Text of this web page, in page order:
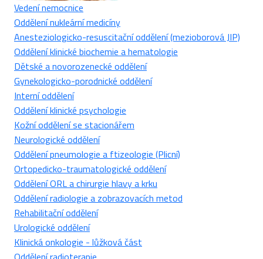
Vedení nemocnice
Oddělení nukleární medicíny
Anesteziologicko-resuscitační oddělení (mezioborová JIP)
Oddělení klinické biochemie a hematologie
Dětské a novorozenecké oddělení
Gynekologicko-porodnické oddělení
Interní oddělení
Oddělení klinické psychologie
Kožní oddělení se stacionářem
Neurologické oddělení
Oddělení pneumologie a ftizeologie (Plicní)
Ortopedicko-traumatologické oddělení
Oddělení ORL a chirurgie hlavy a krku
Oddělení radiologie a zobrazovacích metod
Rehabilitační oddělení
Urologické oddělení
Klinická onkologie - lůžková část